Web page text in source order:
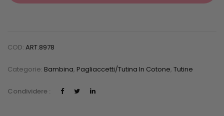
COD: ART.8978
Categorie: Bambina, Pagliaccetti/Tutina In Cotone, Tutine
Condividere :